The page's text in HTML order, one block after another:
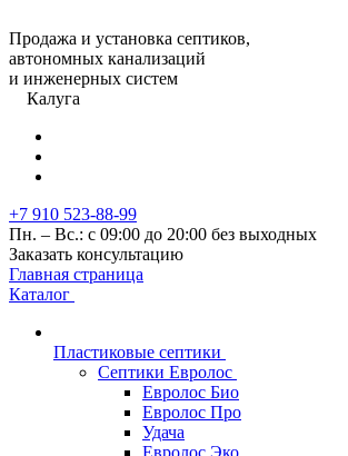
Продажа и установка септиков,
автономных канализаций
и инженерных систем
Калуга
+7 910 523-88-99
Пн. – Вс.: с 09:00 до 20:00 без выходных
Заказать консультацию
Главная страница
Каталог
Пластиковые септики
Септики Евролос
Евролос Био
Евролос Про
Удача
Евролос Эко